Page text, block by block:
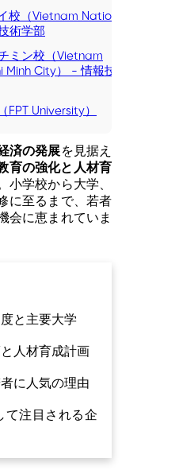
校（Vietnam National
術学部
ミン校（Vietnam
City） - 情報技術
FPT University）
（2021–2025年、
年、決定番号
年）
の魅力と将来性｜ベ
バルな雇用市場）
済の発展を見据え
育の強化と人材育
小学校から大学、
に至るまで、若者
会に恵まれていま
と主要大学
人材育成計画
に人気の理由
注目される企